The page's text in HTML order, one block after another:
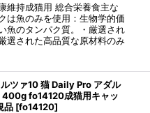
維持成猫用 総合栄養食主な
は魚のみを使用：生物学的価
魚のタンパク質。・厳選され
選された高品質な原材料のみ
ツァ10 猫 Daily Pro アダル
400g fo14120成猫用キャッ
品 [fo14120]